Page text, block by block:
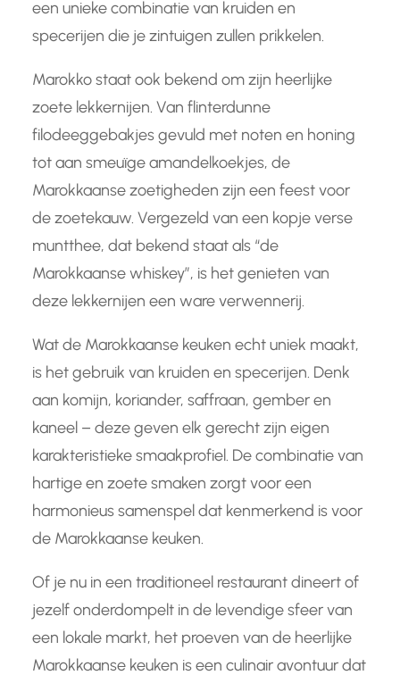
een unieke combinatie van kruiden en
specerijen die je zintuigen zullen prikkelen.
Marokko staat ook bekend om zijn heerlijke
zoete lekkernijen. Van flinterdunne
filodeeggebakjes gevuld met noten en honing
tot aan smeuïge amandelkoekjes, de
Marokkaanse zoetigheden zijn een feest voor
de zoetekauw. Vergezeld van een kopje verse
muntthee, dat bekend staat als “de
Marokkaanse whiskey”, is het genieten van
deze lekkernijen een ware verwennerij.
Wat de Marokkaanse keuken echt uniek maakt,
is het gebruik van kruiden en specerijen. Denk
aan komijn, koriander, saffraan, gember en
kaneel – deze geven elk gerecht zijn eigen
karakteristieke smaakprofiel. De combinatie van
hartige en zoete smaken zorgt voor een
harmonieus samenspel dat kenmerkend is voor
de Marokkaanse keuken.
Of je nu in een traditioneel restaurant dineert of
jezelf onderdompelt in de levendige sfeer van
een lokale markt, het proeven van de heerlijke
Marokkaanse keuken is een culinair avontuur dat